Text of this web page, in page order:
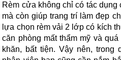
Rèm cửa không chỉ có tác dụng
mà còn giúp trang trí làm đẹp
lựa chọn rèm vải 2 lớp có kích
căn phòng mất thẩm mỹ và
khăn, bất tiện. Vậy nên,